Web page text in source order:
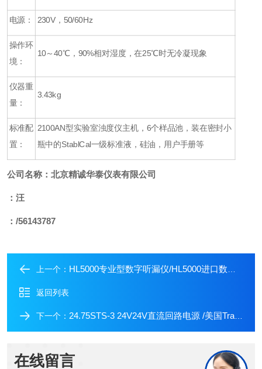
电源： 230V， 50/60Hz
操作环
境：
10～40℃， 90%相对湿度，在25℃时无冷凝现象
仪器重
量：
3.43kg
标准配
置：
2100AN型实验室浊度仪主机， 6个样品池，装在密封小
瓶中的StablCal一级标准液，硅油，用户手册等
公司名称：北京精诚华泰仪表有限公司
：汪
：/56143787
上一个： HL5000专业型数字听漏仪/HL5000进口数字检漏仪
返回列表
下一个： 24.75STS-3 24V24V直流回路电源 /美国Transcat直流回路电源
在线留言